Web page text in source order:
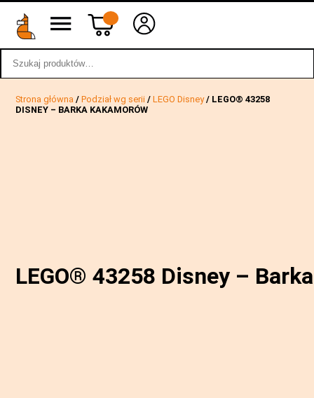
wstecz
Strona główna /Podział wg serii /LEGO Disney/ LEGO® 43258
DISNEY – BARKA KAKAMORÓW
LEGO® 43258 Disney –